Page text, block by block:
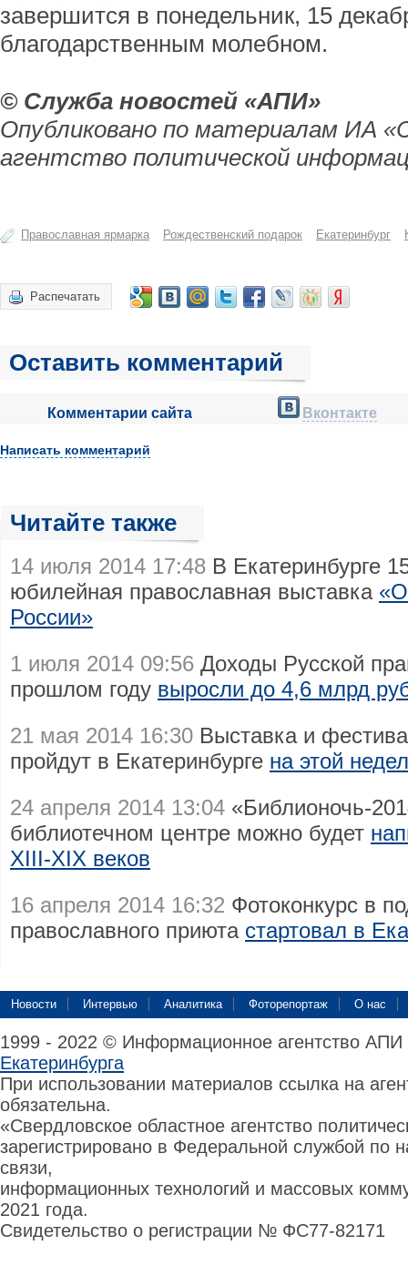
завершится в понедельник, 15
благодарственным молебном.
© Служба новостей «АПИ»
Опубликовано по материалам ИА
агентство политической
Православная ярмарка Рождественский подарок Екатеринбург
Распечатать
Оставить комментарий
Комментарии сайта Вконтакте
Написать комментарий
Читайте также
14 июля 2014 17:48 В Екатеринбурге
юбилейная православная выставка
России»
1 июля 2014 09:56 Доходы Русской
прошлом году выросли до 4,6 млрд
21 мая 2014 16:30 Выставка и
пройдут в Екатеринбурге на этой
24 апреля 2014 13:04 «Библионочь-
библиотечном центре можно будет
XIII-XIX веков
16 апреля 2014 16:32 Фотоконкурс в
православного приюта стартовал в
Новости Интервью Аналитика Фоторепортаж О нас
1999 - 2022 © Информационное агентство
Екатеринбурга
При использовании материалов ссылка на
обязательна.
«Свердловское областное агентство
зарегистрировано в Федеральной службой по
связи,
информационных технологий и массовых
2021 года.
Свидетельство о регистрации № ФС77-82171